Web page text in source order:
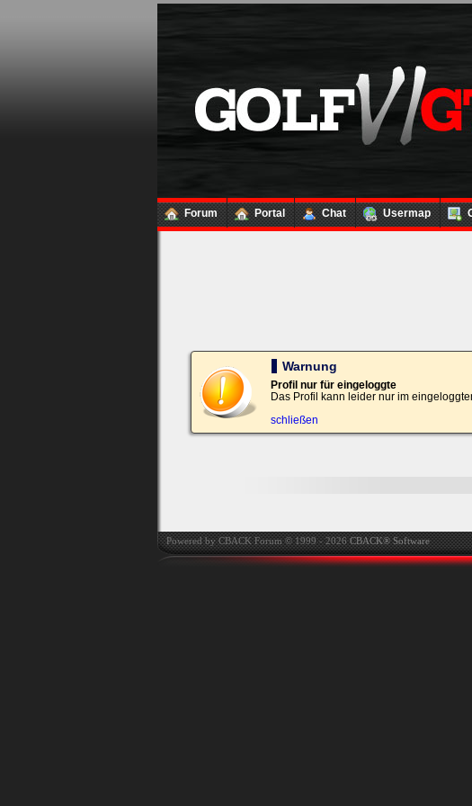
Forum Portal Chat Usermap
Loginbox
Trage
in
die
nachfolgenden
und
Kennwort
ein,
um
Bei jedem Besuch
automatisch einloggen.
Ich habe mein Passwort
vergessen|Registrieren
Warnung
Profil nur für eingeloggte
Das Profil kann leider nur im
schließen
Powered by CBACK Forum © 1999 - 2026CBACK® Software